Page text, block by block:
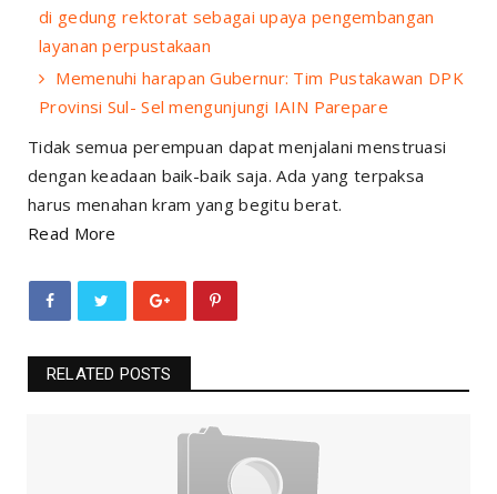
di gedung rektorat sebagai upaya pengembangan
layanan perpustakaan
Memenuhi harapan Gubernur: Tim Pustakawan DPK
Provinsi Sul- Sel mengunjungi IAIN Parepare
Tidak semua perempuan dapat menjalani menstruasi
dengan keadaan baik-baik saja. Ada yang terpaksa
harus menahan kram yang begitu berat.
Read More
RELATED POSTS